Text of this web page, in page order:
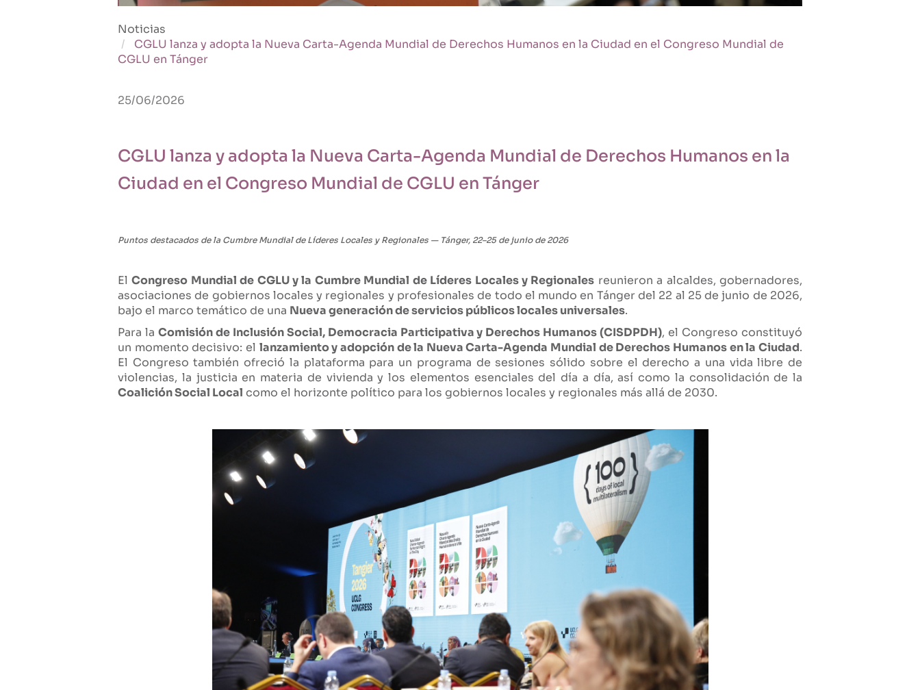
Noticias
CGLU lanza y adopta la Nueva Carta-Agenda Mundial de Derechos Humanos en la Ciudad en el Congreso Mundial de
CGLU en Tánger
25/06/2026
CGLU lanza y adopta la Nueva Carta-Agenda Mundial de Derechos Humanos en la
Ciudad en el Congreso Mundial de CGLU en Tánger
Puntos destacados de la Cumbre Mundial de Líderes Locales y Regionales — Tánger, 22–25 de junio de 2026
ElCongreso Mundial de CGLU y la Cumbre Mundial de Líderes Locales y Regionales reunieron a alcaldes, gobernadores,
asociaciones de gobiernos locales y regionales y profesionales de todo el mundo en Tánger del 22 al 25 de junio de 2026,
bajo el marco temático de una Nueva generación de servicios públicos locales universales.
Para la Comisión de Inclusión Social, Democracia Participativa y Derechos Humanos (CISDPDH), el Congreso constituyó
un momento decisivo: el lanzamiento y adopción de la Nueva Carta-Agenda Mundial de Derechos Humanos en la Ciudad.
El Congreso también ofreció la plataforma para un programa de sesiones sólido sobre el derecho a una vida libre de
violencias, la justicia en materia de vivienda y los elementos esenciales del día a día, así como la consolidación de la
Coalición Social Local como el horizonte político para los gobiernos locales y regionales más allá de 2030.